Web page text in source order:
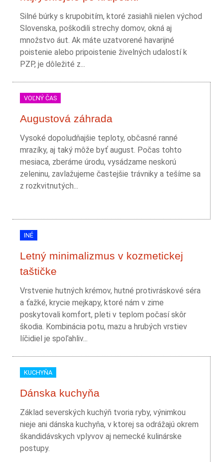
Silné búrky s krupobitím, ktoré zasiahli nielen východ
Slovenska, poškodili strechy domov, okná aj
množstvo áut. Ak máte uzatvorené havarijné
poistenie alebo pripoistenie živelných udalostí k
PZP, je dôležité z...
VOĽNÝ ČAS
Augustová záhrada
Vysoké dopoludňajšie teploty, občasné ranné
mrazíky, aj taký môže byť august. Počas tohto
mesiaca, zberáme úrodu, vysádzame neskorú
zeleninu, zavlažujeme častejšie trávniky a tešíme sa
z rozkvitnutých...
INÉ
Letný minimalizmus v kozmetickej
taštičke
Vrstvenie hutných krémov, hutné protivráskové séra
a ťažké, krycie mejkapy, ktoré nám v zime
poskytovali komfort, pleti v teplom počasí skôr
škodia. Kombinácia potu, mazu a hrubých vrstiev
líčidiel je spoľahliv...
KUCHYŇA
Dánska kuchyňa
Základ severských kuchýň tvoria ryby, výnimkou
nieje ani dánska kuchyňa, v ktorej sa odrážajú okrem
škandidávskych vplyvov aj nemecké kulinárske
postupy.